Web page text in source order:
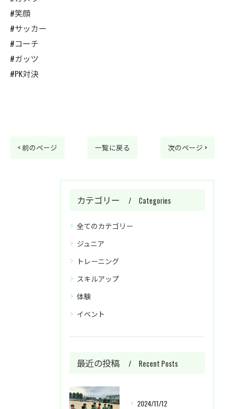
#笑顔
#サッカー
#コーチ
#ガッツ
#PK対決
< 前のページ 一覧に戻る 次のページ >
カテゴリー Categories
全てのカテゴリー
ジュニア
トレーニング
スキルアップ
体験
イベント
最近の投稿 Recent Posts
2024/11/12